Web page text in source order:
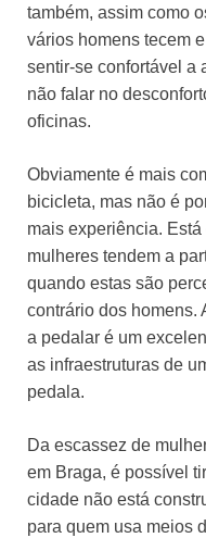
também, assim como
vários homens tecem
sentir-se confortável a
não falar no
oficinas.
Obviamente é mais
bicicleta, mas não é
mais experiência.
mulheres tendem a
quando estas são
contrário dos homens.
a pedalar é um
as infraestruturas de
pedala.
Da escassez de
em Braga, é possível
cidade não está
para quem usa meios